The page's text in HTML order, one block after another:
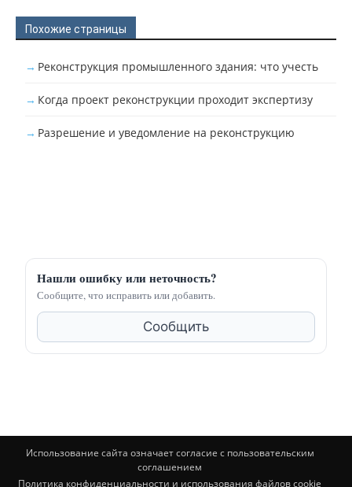
Похожие страницы
Реконструкция промышленного здания: что учесть
Когда проект реконструкции проходит экспертизу
Разрешение и уведомление на реконструкцию
Нашли ошибку или неточность?
Сообщите, что исправить или добавить.
Сообщить
Использование сайта означает согласие с пользовательским
соглашением
Политика конфиденциальности и использования файлов cookie